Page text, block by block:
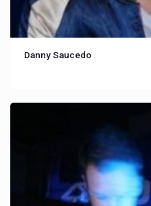
Danny Saucedo